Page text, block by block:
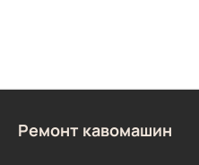
Ремонт кавомашин